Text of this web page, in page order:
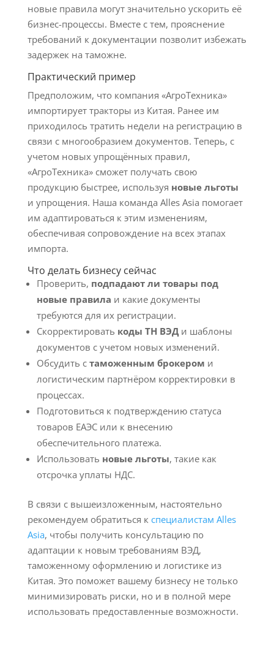
новые правила могут значительно ускорить её
бизнес-процессы. Вместе с тем, прояснение
требований к документации позволит избежать
задержек на таможне.
Практический пример
Предположим, что компания «АгроТехника»
импортирует тракторы из Китая. Ранее им
приходилось тратить недели на регистрацию в
связи с многообразием документов. Теперь, с
учетом новых упрощённых правил,
«АгроТехника» сможет получать свою
продукцию быстрее, используя новые льготы
и упрощения. Наша команда Alles Asia помогает
им адаптироваться к этим изменениям,
обеспечивая сопровождение на всех этапах
импорта.
Что делать бизнесу сейчас
Проверить, подпадают ли товары под
новые правила и какие документы
требуются для их регистрации.
Скорректировать коды ТН ВЭДи шаблоны
документов с учетом новых изменений.
Обсудить с таможенным брокером и
логистическим партнёром корректировки в
процессах.
Подготовиться к подтверждению статуса
товаров ЕАЭС или к внесению
обеспечительного платежа.
Использовать новые льготы, такие как
отсрочка уплаты НДС.
В связи с вышеизложенным, настоятельно
рекомендуем обратиться к специалистам Alles
Asia, чтобы получить консультацию по
адаптации к новым требованиям ВЭД,
таможенному оформлению и логистике из
Китая. Это поможет вашему бизнесу не только
минимизировать риски, но и в полной мере
использовать предоставленные возможности.